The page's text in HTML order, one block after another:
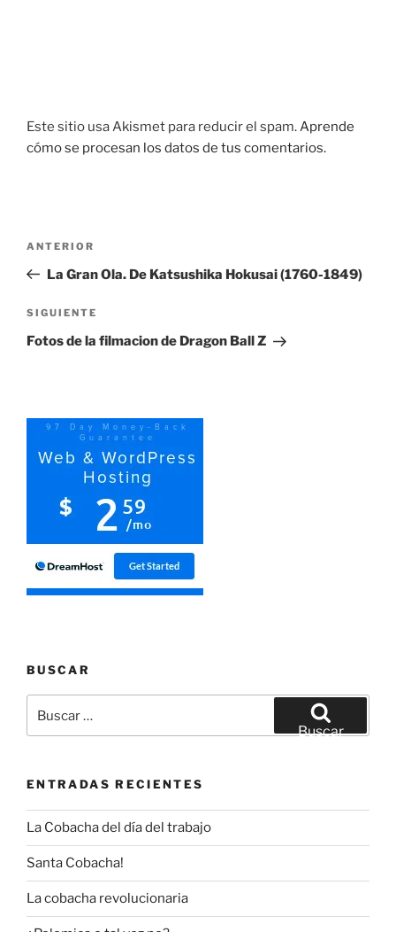
Este sitio usa Akismet para reducir el spam.Aprende
cómo se procesan los datos de tus comentarios.
entradas
Entrada
anterior:
ANTERIOR
La Gran Ola. De Katsushika Hokusai (1760-1849)
Siguiente
entrada
SIGUIENTE
Fotos de la filmacion de Dragon Ball Z
BUSCAR
por:
Buscar
ENTRADAS RECIENTES
La Cobacha del día del trabajo
Santa Cobacha!
La cobacha revolucionaria